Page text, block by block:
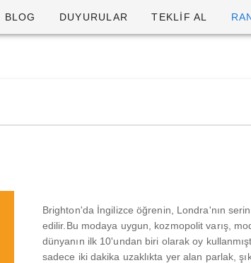
BLOG DUYURULAR TEKLİF AL
Brighton'da İngilizce öğrenin, Londra'nın
edilir.Bu modaya uygun, kozmopolit varış,
dünyanın ilk 10'undan biri olarak oy
sadece iki dakika uzaklıkta yer alan parlak,